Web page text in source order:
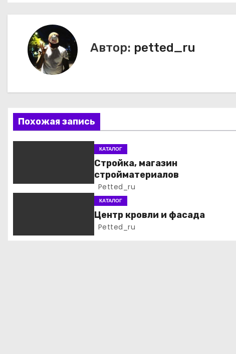
ц
и
о
а
Автор: petted_ru
Похожая запись
КАТАЛОГ
Стройка, магазин
стройматериалов
Petted_ru
КАТАЛОГ
Центр кровли и фасада
Petted_ru